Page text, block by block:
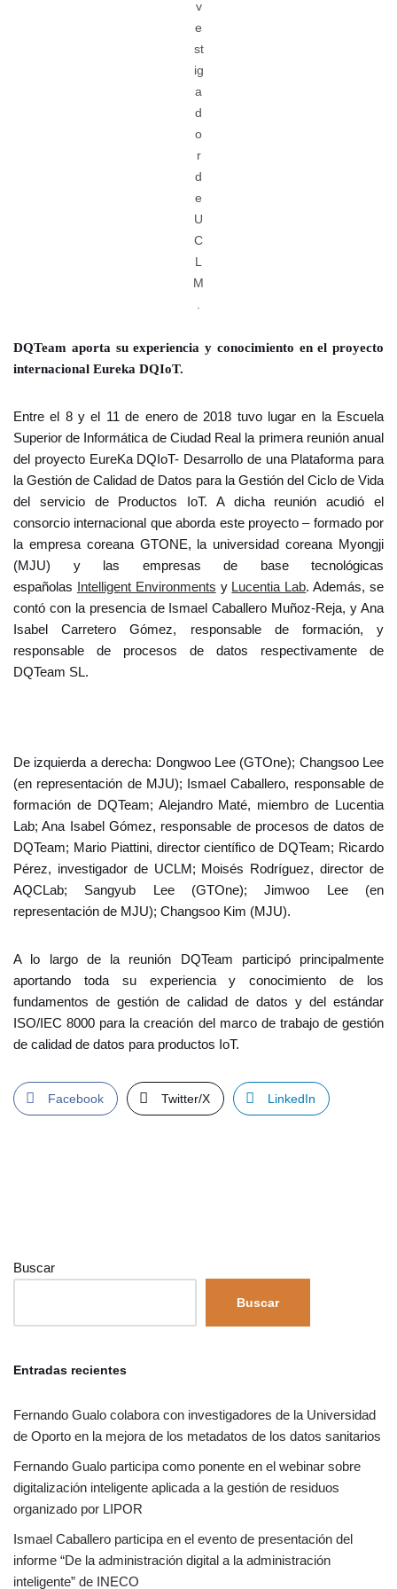
v
e
st
ig
a
d
o
r
d
e
U
C
L
M
.
DQTeam aporta su experiencia y conocimiento en el proyecto
internacional Eureka DQIoT.
Entre el 8 y el 11 de enero de 2018 tuvo lugar en la Escuela
Superior de Informática de Ciudad Real la primera reunión anual
del proyecto EureKa DQIoT- Desarrollo de una Plataforma para
la Gestión de Calidad de Datos para la Gestión del Ciclo de Vida
del servicio de Productos IoT. A dicha reunión acudió el
consorcio internacional que aborda este proyecto – formado por
la empresa coreana GTONE, la universidad coreana Myongji
(MJU) y las empresas de base tecnológicas
españolas Intelligent Environments y Lucentia Lab. Además, se
contó con la presencia de Ismael Caballero Muñoz-Reja, y Ana
Isabel Carretero Gómez, responsable de formación, y
responsable de procesos de datos respectivamente de
DQTeam SL.
De izquierda a derecha: Dongwoo Lee (GTOne); Changsoo Lee
(en representación de MJU); Ismael Caballero, responsable de
formación de DQTeam; Alejandro Maté, miembro de Lucentia
Lab; Ana Isabel Gómez, responsable de procesos de datos de
DQTeam; Mario Piattini, director científico de DQTeam; Ricardo
Pérez, investigador de UCLM; Moisés Rodríguez, director de
AQCLab; Sangyub Lee (GTOne); Jimwoo Lee (en
representación de MJU); Changsoo Kim (MJU).
A lo largo de la reunión DQTeam participó principalmente
aportando toda su experiencia y conocimiento de los
fundamentos de gestión de calidad de datos y del estándar
ISO/IEC 8000 para la creación del marco de trabajo de gestión
de calidad de datos para productos IoT.
Facebook Twitter/X LinkedIn
Buscar
Buscar
Entradas recientes
Fernando Gualo colabora con investigadores de la Universidad
de Oporto en la mejora de los metadatos de los datos sanitarios
Fernando Gualo participa como ponente en el webinar sobre
digitalización inteligente aplicada a la gestión de residuos
organizado por LIPOR
Ismael Caballero participa en el evento de presentación del
informe “De la administración digital a la administración
inteligente” de INECO